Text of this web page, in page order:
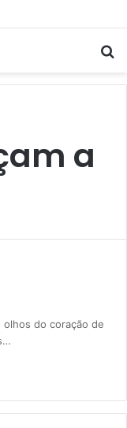
a
olhos do coração de